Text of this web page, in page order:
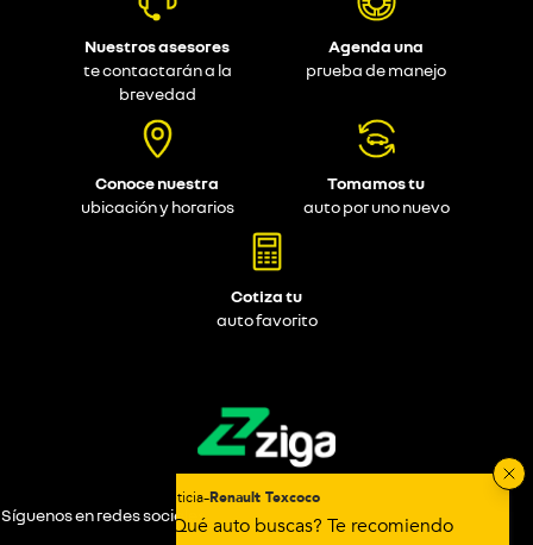
Nuestros asesores
te contactarán a la
brevedad
Agenda una
prueba de manejo
Conoce nuestra
ubicación y horarios
Tomamos tu
auto por uno nuevo
Cotiza tu
auto favorito
Síguenos en redes sociales